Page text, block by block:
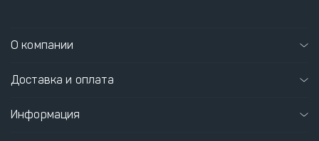
О компании
Доставка и оплата
Информация